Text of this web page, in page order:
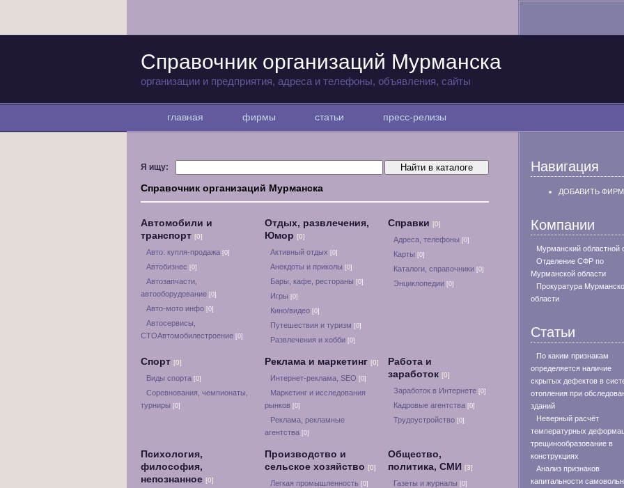
Справочник организаций Мурманска
организации и предприятия, адреса и телефоны, объявления, сайты
главная фирмы статьи пресс-релизы
Я ищу:
Справочник организаций Мурманска
Автомобили и
транспорт [0]
Авто: купля-продажа [0]
Автобизнес [0]
Автозапчасти,
автооборудование [0]
Авто-мото инфо [0]
Автосервисы,
СТОАвтомобилестроение [0]
Отдых, развлечения,
Юмор [0]
Активный отдых [0]
Анекдоты и приколы [0]
Бары, кафе, рестораны [0]
Игры [0]
Кино/видео [0]
Путешествия и туризм [0]
Развлечения и хобби [0]
Справки [0]
Адреса, телефоны [0]
Карты [0]
Каталоги, справочники [0]
Энциклопедии [0]
Спорт [0]
Виды спорта [0]
Соревнования, чемпионаты,
турниры [0]
Реклама и маркетинг [0]
Интернет-реклама, SEO [0]
Маркетинг и исследования
рынков [0]
Реклама, рекламные
агентства [0]
Работа и
заработок [0]
Заработок в Интернете [0]
Кадровые агентства [0]
Трудоустройство [0]
Психология,
философия,
непознанное [0]
Производство и
сельское хозяйство [0]
Легкая промышленность [0]
Общество,
политика, СМИ [3]
Газеты и журналы [0]
Навигация
ДОБАВИТЬ
Компании
Мурманский областной
Отделение СФР по
Мурманской области
Прокуратура
области
Статьи
По каким признакам
определяется наличие
скрытых дефектов в
отопления при
зданий
Неверный расчёт
температурных
трещинообразование в
конструкциях
Анализ признаков
капитальности